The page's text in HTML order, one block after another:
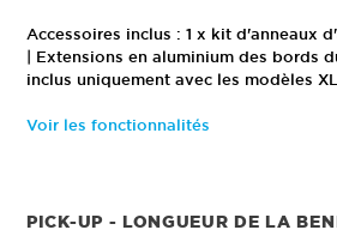
Accessoires inclus : 1 x kit d'anneaux
| Extensions en aluminium des bords
inclus uniquement avec les modèles
Voir les fonctionnalités
PICK-UP - LONGUEUR DE LA